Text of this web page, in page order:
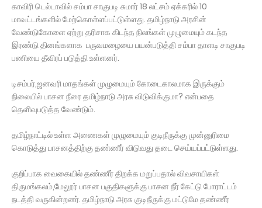
காவிரி டெல்டாவில் சம்பா சாகுபடி சுமார் 18 லட்சம் ஏக்கரில் 10
மாவட்டங்களில் மேற்கொள்ளப்பட்டுள்ளது. தமிழ்நாடு அரசின்
வேண்டுகோளை ஏற்று தரிசாக கிடந்த நிலங்கள் முழுமையும் கடந்த
இரண்டு தினங்களாக பருவமழையை பயன்படுத்தி சம்பா தாளடி சாகுபடி
பணியை தீவிரப் படுத்தி உள்ளனர்.
டிசம்பர்,ஜனவரி மாதங்கள் முழுமையும் கோடைகாலமாக இருக்கும்
நிலையில் பாசன நீரை தமிழ்நாடு அரசு விடுவிக்குமா? என்பதை
தெளிவுபடுத்த வேண்டும்.
தமிழ்நாட்டில் உள்ள அணைகள் முழுமையும் குடிநீருக்கு முன்னுரிமை
கொடுத்து பாசனத்திற்கு தண்ணீர் விடுவது தடை செய்யப்பட்டுள்ளது.
குறிப்பாக வைகையில் தண்ணீர் திறக்க மறுப்பதால் விவசாயிகள்
திருமங்கலம்,மேலூர் பாசன பகுதிகளுக்கு பாசன நீர் கேட்டு போராட்டம்
நடத்தி வருகின்றனர். தமிழ்நாடு அரசு குடிநீருக்கு மட்டுமே தண்ணீர்